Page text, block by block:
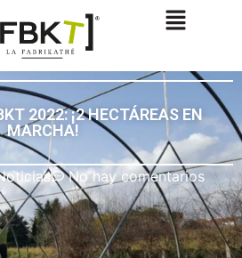
2022: ¡2 HECTÁREAS EN
MARCHA!
No hay comentarios